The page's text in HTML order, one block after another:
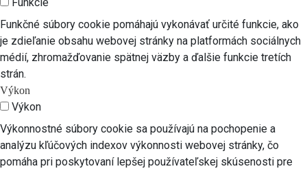
Funkčné súbory cookie pomáhajú vykonávať určité funkcie, ako
je zdieľanie obsahu webovej stránky na platformách sociálnych
médií, zhromažďovanie spätnej väzby a ďalšie funkcie tretích
strán.
Výkon
Výkon
Výkonnostné súbory cookie sa používajú na pochopenie a
analýzu kľúčových indexov výkonnosti webovej stránky, čo
pomáha pri poskytovaní lepšej používateľskej skúsenosti pre